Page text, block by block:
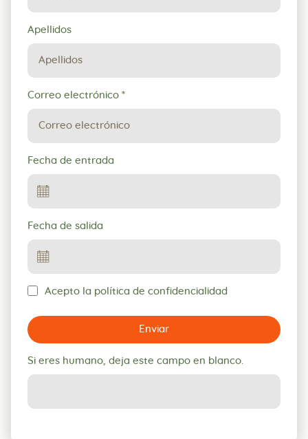
Apellidos
Correo electrónico *
Fecha de entrada
Fecha de salida
Acepto la política de confidencialidad
Enviar
Si eres humano, deja este campo en blanco.